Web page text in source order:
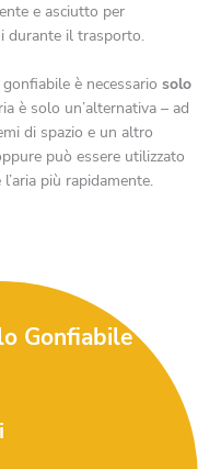
e asciutto per
durante il trasporto.
è necessario solo
è solo un’alternativa – ad
di spazio e un altro
può essere utilizzato
più rapidamente.
Gonfiabile